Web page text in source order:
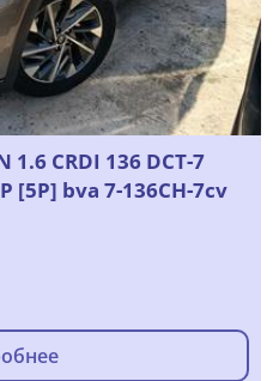
1.6 CRDI 136 DCT-7
[5P] bva 7-136CH-7cv